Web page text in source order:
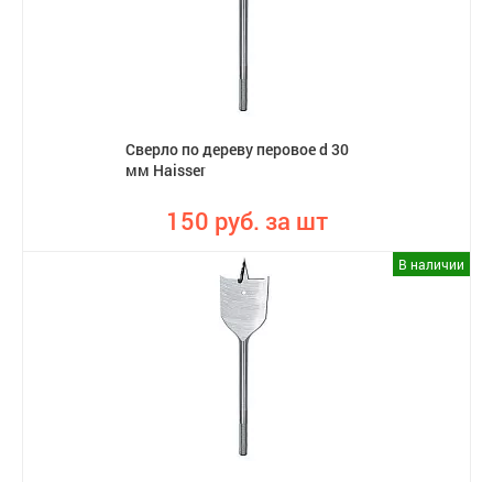
Сверло по дереву перовое d 30
мм Haisser
150 руб. за шт
В наличии